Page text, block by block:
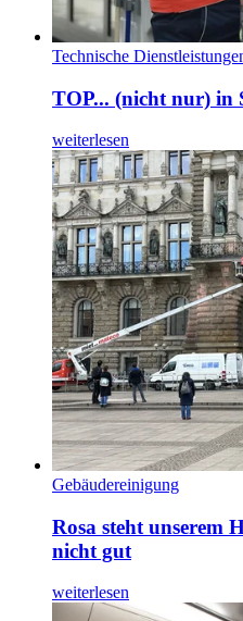
Technische
TOP... (nicht nur) in
weiterlesen
Gebäudereinigung
Rosa steht unserem
nicht gut
weiterlesen